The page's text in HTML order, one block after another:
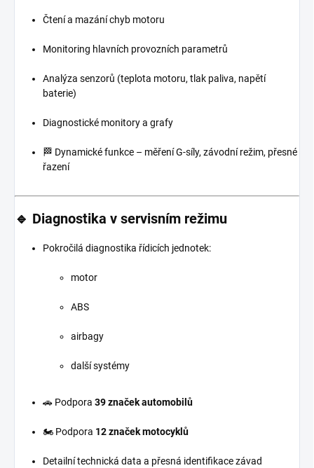
Čtení a mazání chyb motoru
Monitoring hlavních provozních parametrů
Analýza senzorů (teplota motoru, tlak paliva, napětí
baterie)
Diagnostické monitory a grafy
🏁 Dynamické funkce – měření G-síly, závodní režim, přesné
řazení
🔹 Diagnostika v servisním režimu
Pokročilá diagnostika řídicích jednotek:
motor
ABS
airbagy
další systémy
🚗 Podpora 39 značek automobilů
🏍️ Podpora 12 značek motocyklů
Detailní technická data a přesná identifikace závad